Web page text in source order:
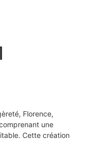
Florence,
une
Cette création